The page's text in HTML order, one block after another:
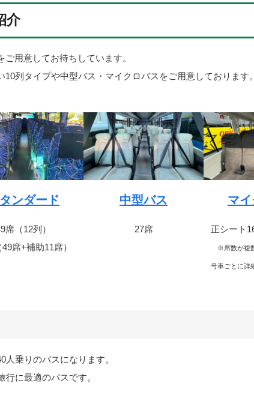
介
用意してお待ちしています。
列タイプや中型バス・マイクロバスをご用意しております。
ンダード
席（12列）
席+補助11席）
中型バス
27席
マ
正シート
※席数が複
号車ごとに詳
乗りのバスになります。
に最適のバスです。